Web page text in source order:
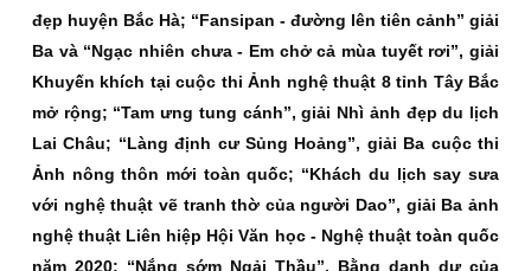
đẹp huyện Bắc Hà; “Fansipan - đường lên tiên cảnh” giải
Ba và “Ngạc nhiên chưa - Em chở cả mùa tuyết rơi”, giải
Khuyến khích tại cuộc thi Ảnh nghệ thuật 8 tỉnh Tây Bắc
mở rộng; “Tam ưng tung cánh”, giải Nhì ảnh đẹp du lịch
Lai Châu; “Làng định cư Sủng Hoảng”, giải Ba cuộc thi
Ảnh nông thôn mới toàn quốc; “Khách du lịch say sưa
với nghệ thuật vẽ tranh thờ của người Dao”, giải Ba ảnh
nghệ thuật Liên hiệp Hội Văn học - Nghệ thuật toàn quốc
năm 2020; “Nắng sớm Ngải Thầu”, Bằng danh dự của